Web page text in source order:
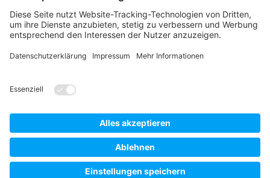
engineering. tomorrow. together.
www.thyssenkrupp.com